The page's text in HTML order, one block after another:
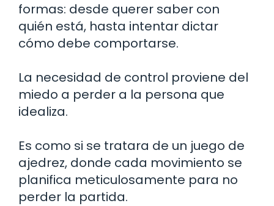
formas: desde querer saber con
quién está, hasta intentar dictar
cómo debe comportarse.
La necesidad de control proviene del
miedo a perder a la persona que
idealiza.
Es como si se tratara de un juego de
ajedrez, donde cada movimiento se
planifica meticulosamente para no
perder la partida.